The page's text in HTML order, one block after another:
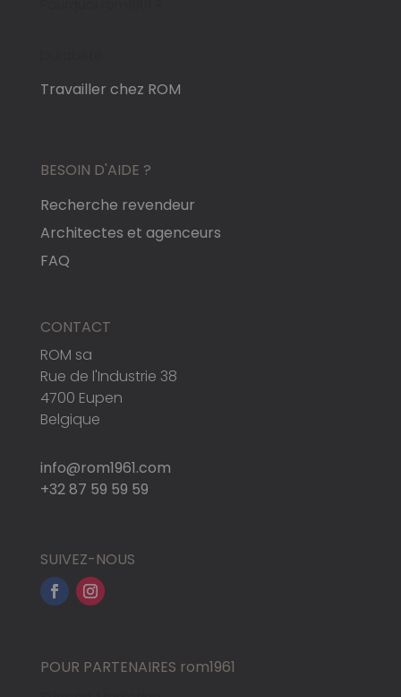
Travailler chez ROM
BESOIN D'AIDE ?
Recherche revendeur
Architectes et agenceurs
FAQ
CONTACT
ROM sa
Rue de l'Industrie 38
4700 Eupen
Belgique
info@rom1961.com
+32 87 59 59 59
SUIVEZ-NOUS
POUR PARTENAIRES rom1961